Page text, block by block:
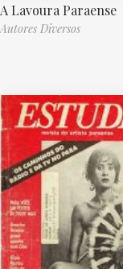
A Lavoura Paraense
Autores Diversos